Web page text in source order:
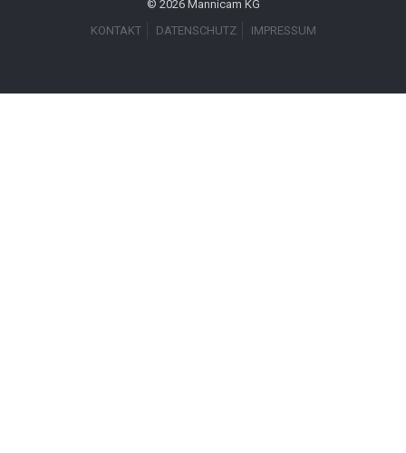
© 2026 Mannicam KG
KONTAKT
DATENSCHUTZ IMPRESSUM